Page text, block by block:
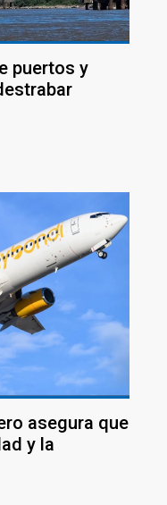
puertos y
asegura que
y la